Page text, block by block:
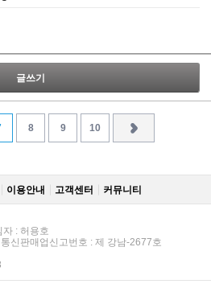
글쓰기
8 9 10
이용안내 고객센터 커뮤니티
: 허용호
신판매업신고번호 : 제 강남-2677호